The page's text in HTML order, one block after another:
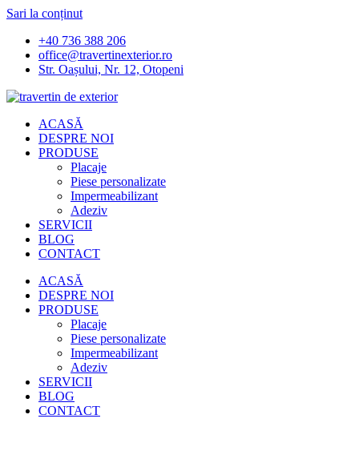
Sari la conținut
+40 736 388 206
office@travertinexterior.ro
Str. Oașului, Nr. 12, Otopeni
ACASĂ
DESPRE NOI
PRODUSE
Placaje
Piese personalizate
Impermeabilizant
Adeziv
SERVICII
BLOG
CONTACT
ACASĂ
DESPRE NOI
PRODUSE
Placaje
Piese personalizate
Impermeabilizant
Adeziv
SERVICII
BLOG
CONTACT